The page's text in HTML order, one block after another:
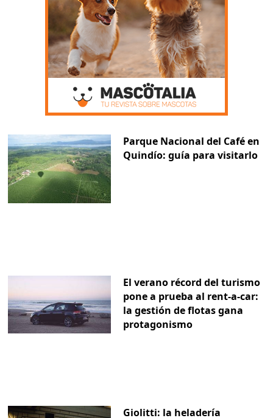
Parque Nacional del Café en
Quindío: guía para visitarlo
El verano récord del turismo
pone a prueba al rent-a-car:
la gestión de flotas gana
protagonismo
Giolitti: la heladería